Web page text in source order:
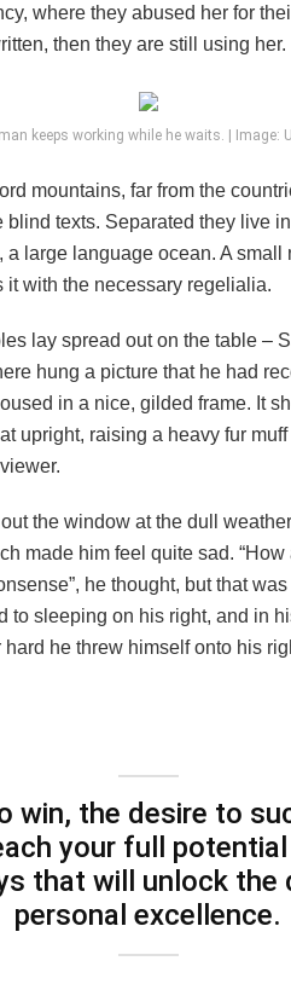
where they abused her for
then they are still using her.
keeps working while he waits. | Image:
mountains, far from the
texts. Separated they live
a large language ocean. A
it with the necessary regelialia.
lay spread out on the table –
hung a picture that he had
in a nice, gilded frame. It
upright, raising a heavy fur
the window at the dull
made him feel quite sad.
he thought, but that
to sleeping on his right, and in
he threw himself onto his
win, the desire to
your full
that will unlock the
personal excellence.